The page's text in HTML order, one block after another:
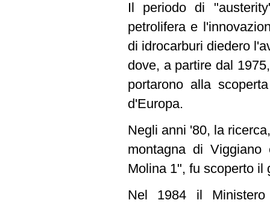
Il periodo di
petrolifera e
di idrocarburi diedero
dove, a partire dal
portarono alla
d'Europa.
Negli anni '80, la
montagna di
Molina 1", fu scoperto il
Nel 1984 il Ministero